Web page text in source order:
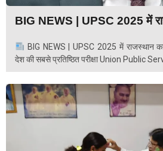
BIG NEWS | UPSC 2025 में
BIG NEWS | UPSC 2025 में राजस्थान का
देश की सबसे प्रतिष्ठित परीक्षा Union Public